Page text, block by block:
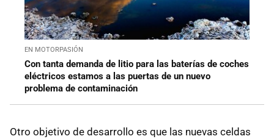
EN MOTORPASIÓN
Con tanta demanda de litio para las baterías de coches
eléctricos estamos a las puertas de un nuevo
problema de contaminación
Otro objetivo de desarrollo es que las nuevas celdas